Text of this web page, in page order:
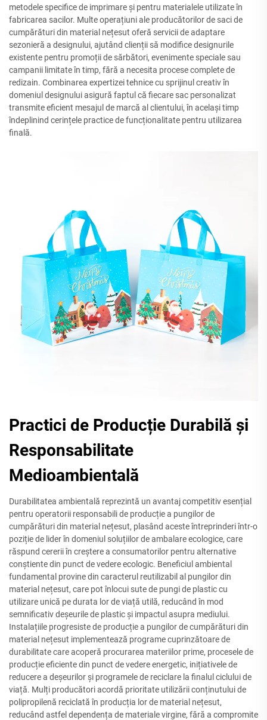
metodele specifice de imprimare și pentru materialele utilizate în
fabricarea sacilor. Multe operațiuni ale producătorilor de saci de
cumpărături din material nețesut oferă servicii de adaptare
sezonieră a designului, ajutând clienții să modifice designurile
existente pentru promoții de sărbători, evenimente speciale sau
campanii limitate în timp, fără a necesita procese complete de
redizain. Combinarea expertizei tehnice cu sprijinul creativ în
domeniul designului asigură faptul că fiecare sac personalizat
transmite eficient mesajul de marcă al clientului, în același timp
îndeplinind cerințele practice de funcționalitate pentru utilizarea
finală.
Practici de Producție Durabilă și
Responsabilitate
Medioambientală
Durabilitatea ambientală reprezintă un avantaj competitiv esențial
pentru operatorii responsabili de producție a pungilor de
cumpărături din material nețesut, plasând aceste întreprinderi într-o
poziție de lider în domeniul soluțiilor de ambalare ecologice, care
răspund cererii în creștere a consumatorilor pentru alternative
conștiente din punct de vedere ecologic. Beneficiul ambiental
fundamental provine din caracterul reutilizabil al pungilor din
material nețesut, care pot înlocui sute de pungi de plastic cu
utilizare unică pe durata lor de viață utilă, reducând în mod
semnificativ deșeurile de plastic și impactul asupra mediului.
Instalațiile progresiste de producție a pungilor de cumpărături din
material nețesut implementează programe cuprinzătoare de
durabilitate care acoperă procurarea materiilor prime, procesele de
producție eficiente din punct de vedere energetic, inițiativele de
reducere a deșeurilor și programele de reciclare la finalul ciclului de
viață. Mulți producători acordă prioritate utilizării conținutului de
polipropilenă reciclată în producția lor de material nețesut,
reducând astfel dependența de materiale virgine, fără a compromite